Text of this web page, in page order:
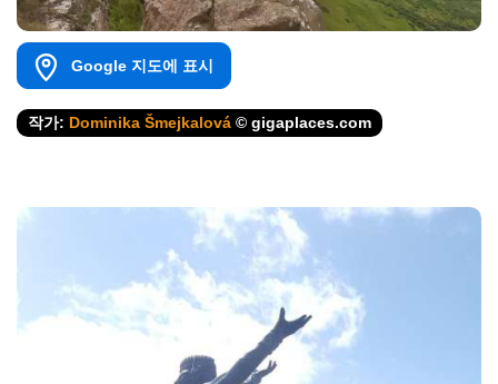
Google 지도에 표시
작가: Dominika Šmejkalová © gigaplaces.com